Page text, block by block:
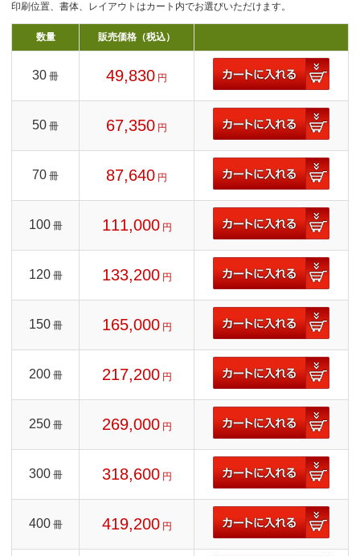
印刷位置、書体、レイアウトはカート内でお選びいただけます。
数量 販売価格（税込）
30 冊 49,830 円
50 冊 67,350 円
70 冊 87,640 円
100 冊 111,000 円
120 冊 133,200 円
150 冊 165,000 円
200 冊 217,200 円
250 冊 269,000 円
300 冊 318,600 円
400 冊 419,200 円